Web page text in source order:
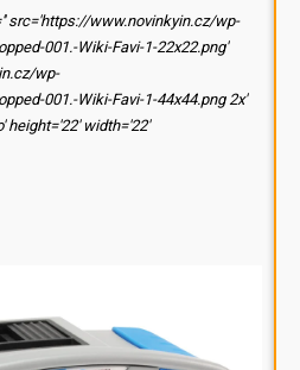
src='https://www.novinkyin.cz/wp-
001.-Wiki-Favi-1-22x22.png'
wp-
001.-Wiki-Favi-1-44x44.png 2x'
height='22' width='22'